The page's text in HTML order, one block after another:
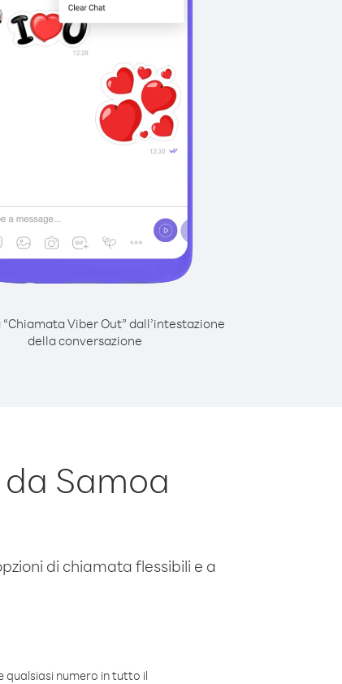
“Chiamata Viber Out” dall’intestazione
della conversazione
Samoa
di chiamata flessibili e a
qualsiasi numero in tutto il